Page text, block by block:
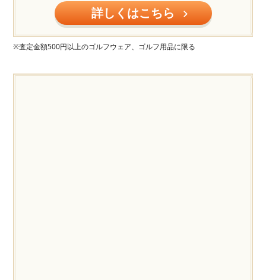
詳しくはこちら
※査定金額500円以上のゴルフウェア、ゴルフ用品に限る